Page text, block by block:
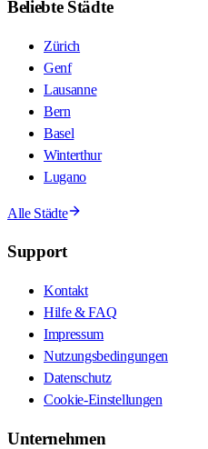
Beliebte Städte
Zürich
Genf
Lausanne
Bern
Basel
Winterthur
Lugano
Alle Städte
Support
Kontakt
Hilfe & FAQ
Impressum
Nutzungsbedingungen
Datenschutz
Cookie-Einstellungen
Unternehmen